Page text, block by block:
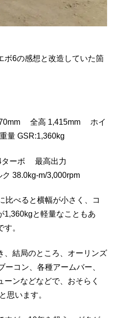
ボ6の感想と改造していた箇
全高 1,415mm ホイ
量 GSR:1,360kg
4ターボ 最高出力
38.0kg-m/3,000rpm
比べると横幅が小さく、コ
1,360kgと軽量なこともあ
。
、結局のところ、オーリンズ
コン、各種アームバー、
ンなどなどで、おそらく
思います。